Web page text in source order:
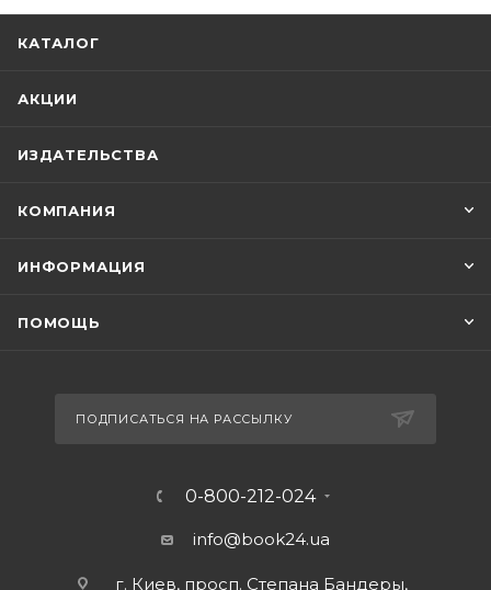
КАТАЛОГ
АКЦИИ
ИЗДАТЕЛЬСТВА
КОМПАНИЯ
ИНФОРМАЦИЯ
ПОМОЩЬ
ПОДПИСАТЬСЯ НА РАССЫЛКУ
0-800-212-024
info@book24.ua
г. Киев, просп. Степана Бандеры,